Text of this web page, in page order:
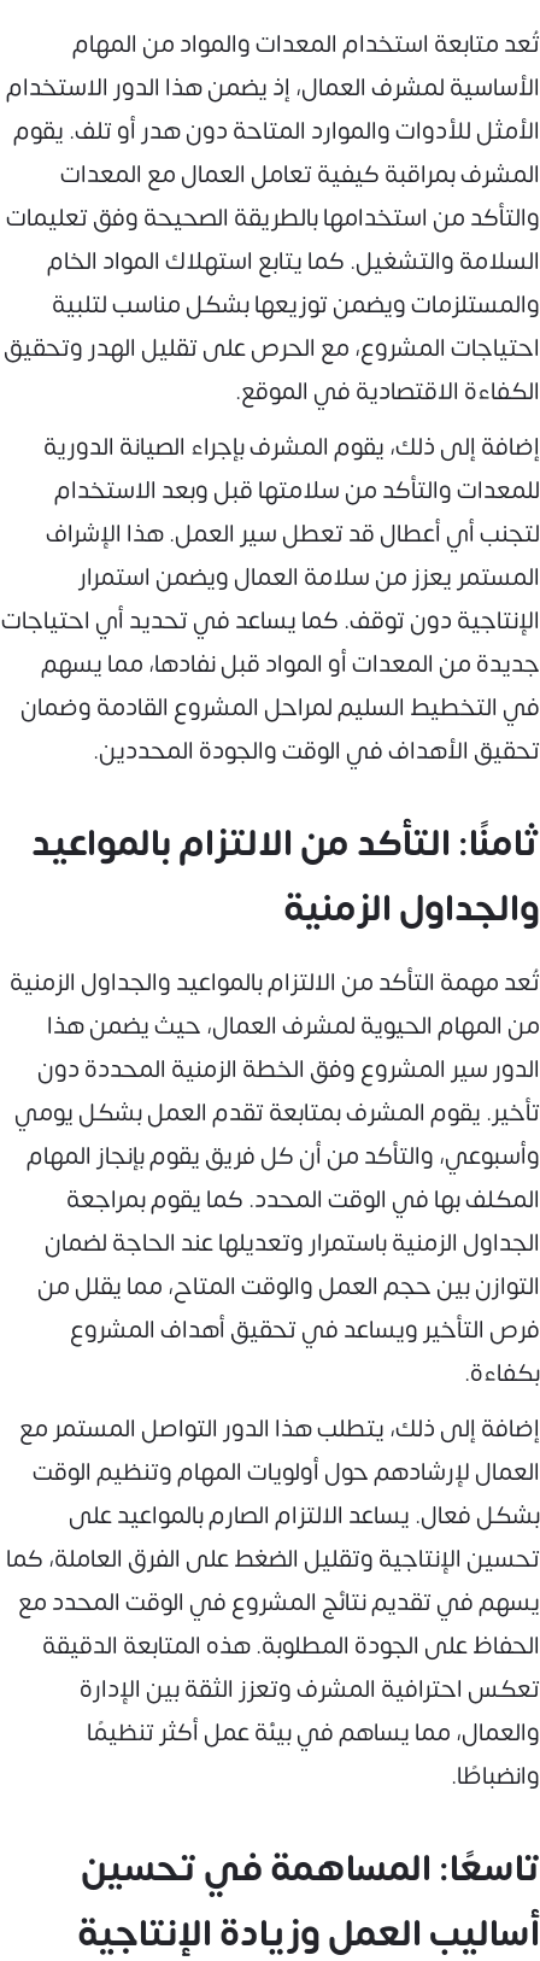
تُعد متابعة استخدام المعدات والمواد من المهام
الأساسية لمشرف العمال، إذ يضمن هذا الدور الاستخدام
الأمثل للأدوات والموارد المتاحة دون هدر أو تلف. يقوم
المشرف بمراقبة كيفية تعامل العمال مع المعدات
والتأكد من استخدامها بالطريقة الصحيحة وفق تعليمات
السلامة والتشغيل. كما يتابع استهلاك المواد الخام
والمستلزمات ويضمن توزيعها بشكل مناسب لتلبية
احتياجات المشروع، مع الحرص على تقليل الهدر وتحقيق
الكفاءة الاقتصادية في الموقع.
إضافة إلى ذلك، يقوم المشرف بإجراء الصيانة الدورية
للمعدات والتأكد من سلامتها قبل وبعد الاستخدام
لتجنب أي أعطال قد تعطل سير العمل. هذا الإشراف
المستمر يعزز من سلامة العمال ويضمن استمرار
الإنتاجية دون توقف. كما يساعد في تحديد أي احتياجات
جديدة من المعدات أو المواد قبل نفادها، مما يسهم
في التخطيط السليم لمراحل المشروع القادمة وضمان
تحقيق الأهداف في الوقت والجودة المحددين.
ثامنًا: التأكد من الالتزام بالمواعيد
والجداول الزمنية
تُعد مهمة التأكد من الالتزام بالمواعيد والجداول الزمنية
من المهام الحيوية لمشرف العمال، حيث يضمن هذا
الدور سير المشروع وفق الخطة الزمنية المحددة دون
تأخير. يقوم المشرف بمتابعة تقدم العمل بشكل يومي
وأسبوعي، والتأكد من أن كل فريق يقوم بإنجاز المهام
المكلف بها في الوقت المحدد. كما يقوم بمراجعة
الجداول الزمنية باستمرار وتعديلها عند الحاجة لضمان
التوازن بين حجم العمل والوقت المتاح، مما يقلل من
فرص التأخير ويساعد في تحقيق أهداف المشروع
بكفاءة.
إضافة إلى ذلك، يتطلب هذا الدور التواصل المستمر مع
العمال لإرشادهم حول أولويات المهام وتنظيم الوقت
بشكل فعال. يساعد الالتزام الصارم بالمواعيد على
تحسين الإنتاجية وتقليل الضغط على الفرق العاملة، كما
يسهم في تقديم نتائج المشروع في الوقت المحدد مع
الحفاظ على الجودة المطلوبة. هذه المتابعة الدقيقة
تعكس احترافية المشرف وتعزز الثقة بين الإدارة
والعمال، مما يساهم في بيئة عمل أكثر تنظيمًا
وانضباطًا.
تاسعًا: المساهمة في تحسين
أساليب العمل وزيادة الإنتاجية